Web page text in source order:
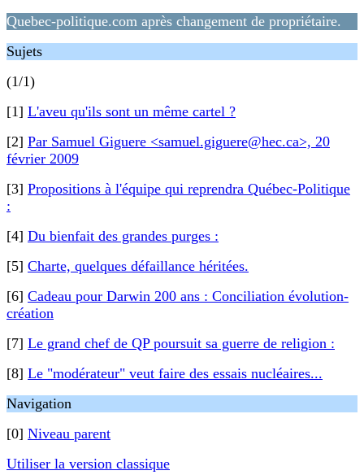
Quebec-politique.com après changement de propriétaire.
Sujets
(1/1)
[1] L'aveu qu'ils sont un même cartel ?
[2] Par Samuel Giguere <samuel.giguere@hec.ca>, 20
février 2009
[3] Propositions à l'équipe qui reprendra Québec-Politique
:
[4] Du bienfait des grandes purges :
[5] Charte, quelques défaillance héritées.
[6] Cadeau pour Darwin 200 ans : Conciliation évolution-
création
[7] Le grand chef de QP poursuit sa guerre de religion :
[8] Le "modérateur" veut faire des essais nucléaires...
Navigation
[0] Niveau parent
Utiliser la version classique